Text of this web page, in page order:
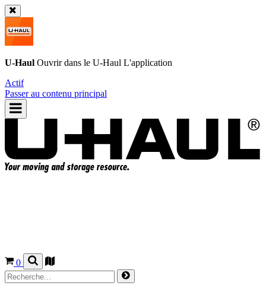
U-Haul Ouvrir dans le U-Haul L'application
Actif
Passer au contenu principal
0